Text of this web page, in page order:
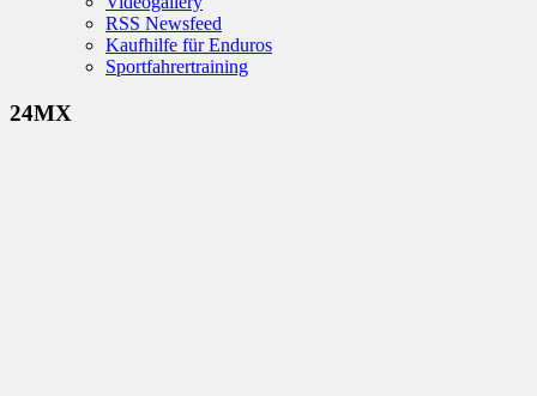
RSS Newsfeed
Kaufhilfe für Enduros
Sportfahrertraining
24MX